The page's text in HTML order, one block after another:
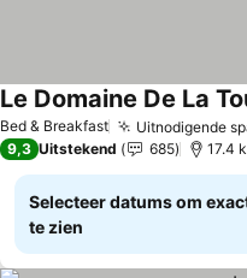
Bed & Breakfast Uitnodigende
Le Domaine De La
9,3 Uitstekend 685 17.4
Selecteer datums om
te zien